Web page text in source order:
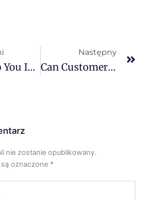
How Do You Inspect BGA Solder Joints?
Następny
Can Customers Audit Your Factory?
nie zostanie opublikowany.
oznaczone *